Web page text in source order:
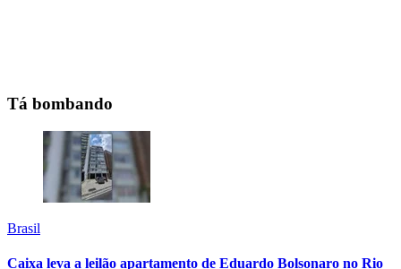
Tá bombando
Brasil
Caixa leva a leilão apartamento de Eduardo Bolsonaro no Rio